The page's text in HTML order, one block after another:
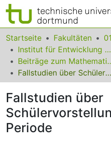
Bereiche & Sammlungen
Das gesamte Repositorium
Statistiken
FAQ
Leitlinien
Zurück zur Startseite
Startseite Fakultäten
Institut für Entwicklung und Erforschung des Mathematikunterrichts
Beiträge
Fallstudien über Schülervorstellungen zu 0,9 Periode
Fallstudien über
Periode